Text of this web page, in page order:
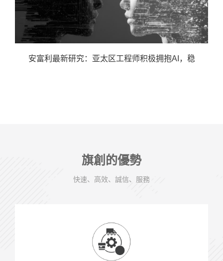
安富利最新研究：亚太区工程师积极拥抱AI，稳
旗創的優勢
快速、高效、誠信、服務